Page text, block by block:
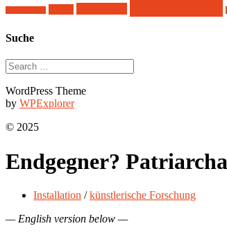
Suche
WordPress Theme
by WPExplorer
© 2025
Endgegner?
Installation /künstlerische Forschung
— English version below —